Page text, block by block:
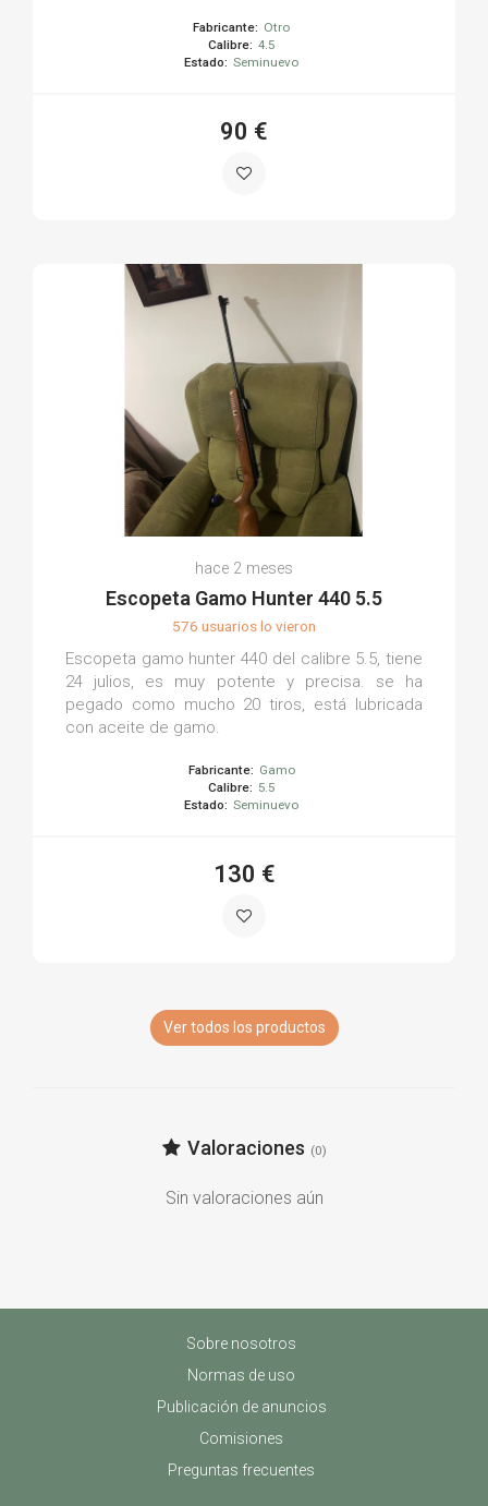
Fabricante: Otro
Calibre: 4.5
Estado: Seminuevo
90 €
hace 2 meses
Escopeta Gamo Hunter 440 5.5
576 usuarios lo vieron
Escopeta gamo hunter 440 del calibre 5.5, tiene
24 julios, es muy potente y precisa. se ha
pegado como mucho 20 tiros, está lubricada
con aceite de gamo.
Fabricante: Gamo
Calibre: 5.5
Estado: Seminuevo
130 €
Ver todos los productos
Valoraciones (0)
Sin valoraciones aún
Sobre nosotros
Normas de uso
Publicación de anuncios
Comisiones
Preguntas frecuentes